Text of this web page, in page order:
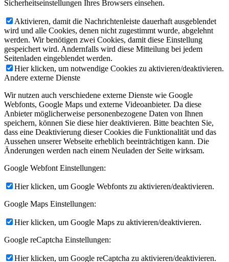
Sicherheitseinstellungen Ihres Browsers einsehen.
Aktivieren, damit die Nachrichtenleiste dauerhaft ausgeblendet
wird und alle Cookies, denen nicht zugestimmt wurde, abgelehnt
werden. Wir benötigen zwei Cookies, damit diese Einstellung
gespeichert wird. Andernfalls wird diese Mitteilung bei jedem
Seitenladen eingeblendet werden.
Hier klicken, um notwendige Cookies zu aktivieren/deaktivieren.
Andere externe Dienste
Wir nutzen auch verschiedene externe Dienste wie Google
Webfonts, Google Maps und externe Videoanbieter. Da diese
Anbieter möglicherweise personenbezogene Daten von Ihnen
speichern, können Sie diese hier deaktivieren. Bitte beachten Sie,
dass eine Deaktivierung dieser Cookies die Funktionalität und das
Aussehen unserer Webseite erheblich beeinträchtigen kann. Die
Änderungen werden nach einem Neuladen der Seite wirksam.
Google Webfont Einstellungen:
Hier klicken, um Google Webfonts zu aktivieren/deaktivieren.
Google Maps Einstellungen:
Hier klicken, um Google Maps zu aktivieren/deaktivieren.
Google reCaptcha Einstellungen:
Hier klicken, um Google reCaptcha zu aktivieren/deaktivieren.